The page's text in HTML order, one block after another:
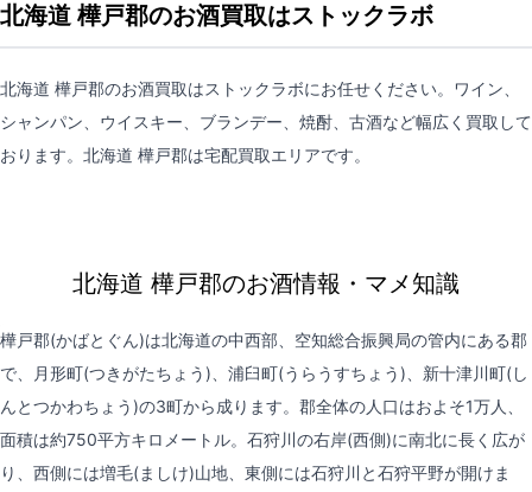
北海道 樺戸郡のお酒買取はストックラボ
北海道 樺戸郡のお酒買取はストックラボにお任せください。ワイン、
シャンパン、ウイスキー、ブランデー、焼酎、古酒など幅広く買取して
おります。北海道 樺戸郡は宅配買取エリアです。
北海道 樺戸郡のお酒情報・マメ知識
樺戸郡(かばとぐん)は北海道の中西部、空知総合振興局の管内にある郡
で、月形町(つきがたちょう)、浦臼町(うらうすちょう)、新十津川町(し
んとつかわちょう)の3町から成ります。郡全体の人口はおよそ1万人、
面積は約750平方キロメートル。石狩川の右岸(西側)に南北に長く広が
り、西側には増毛(ましけ)山地、東側には石狩川と石狩平野が開けま